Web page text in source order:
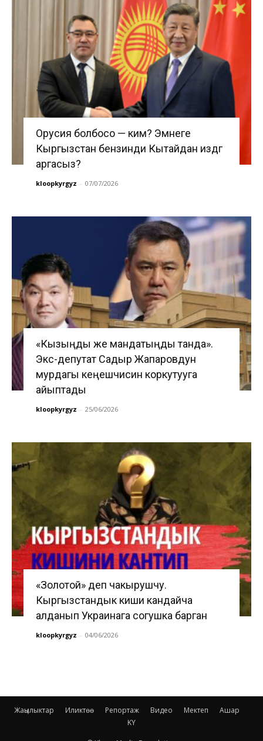
Орусия болбосо — ким? Эмнеге
Кыргызстан бензинди Кытайдан издөөгө
аргасыз?
kloopkyrgyz - 07/07/2026
«Кызыңды же мандатыңды танда».
Экс-депутат Садыр Жапаровдун
мурдагы кеңешчисин коркутууга
айыптады
kloopkyrgyz - 25/06/2026
«Золотой» деп чакырушчу.
Кыргызстандык киши кандайча
алданып Украинага согушка барган
kloopkyrgyz - 04/06/2026
Жаңылыктар Иликтөө Репортаж Видео Мектеп
Ашар
KY